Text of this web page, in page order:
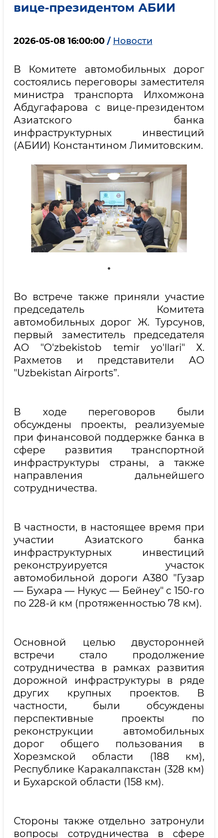
вице-президентом АБИИ
2026-05-08 16:00:00 / Новости
В Комитете автомобильных дорог
состоялись переговоры заместителя
министра транспорта Илхомжона
Абдугафарова с вице-президентом
Азиатского банка
инфраструктурных инвестиций
(АБИИ) Константином Лимитовским.
Во встрече также приняли участие
председатель Комитета
автомобильных дорог Ж. Турсунов,
первый заместитель председателя
АО "O'zbekistob temir yo'llari" Х.
Рахметов и представители АО
"Uzbekistan Airports”.
В ходе переговоров были
обсуждены проекты, реализуемые
при финансовой поддержке банка в
сфере развития транспортной
инфраструктуры страны, а также
направления дальнейшего
сотрудничества.
В частности, в настоящее время при
участии Азиатского банка
инфраструктурных инвестиций
реконструируется участок
автомобильной дороги А380 "Гузар
— Бухара — Нукус — Бейнеу" с 150-го
по 228-й км (протяженностью 78 км).
Основной целью двусторонней
встречи стало продолжение
сотрудничества в рамках развития
дорожной инфраструктуры в ряде
других крупных проектов. В
частности, были обсуждены
перспективные проекты по
реконструкции автомобильных
дорог общего пользования в
Хорезмской области (188 км),
Республике Каракалпакстан (328 км)
и Бухарской области (158 км).
Стороны также отдельно затронули
вопросы сотрудничества в сфере